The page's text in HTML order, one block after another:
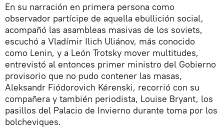
En su narración en primera persona como
observador partícipe de aquella ebullición social,
acompañó las asambleas masivas de los soviets,
escuchó a Vladímir Ilich Uliánov, más conocido
como Lenin, y a León Trotsky mover multitudes,
entrevistó al entonces primer ministro del Gobierno
provisorio que no pudo contener las masas,
Aleksandr Fiódorovich Kérenski, recorrió con su
compañera y también periodista, Louise Bryant, los
pasillos del Palacio de Invierno durante toma por los
bolcheviques.